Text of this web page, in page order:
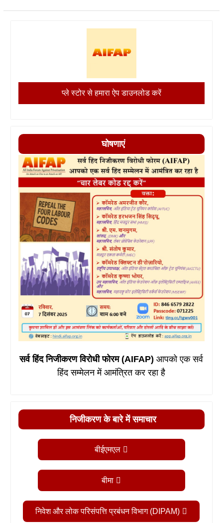
प्ले स्टोर से हमारा ऐप डाउनलोड करें
घोषणाएं
सर्व हिंद निजीकरण विरोधी फोरम (AIFAP)आपको एक सर्व
हिंद सम्मेलन में आमंत्रित कर रहा है
निजीकरण के बारे में समाचार
बीईएमएल
बीमा
निवेश और लोक परिसंपत्ति प्रबंधन विभाग (DIPAM)